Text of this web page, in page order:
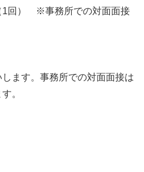
1回） ※事務所での対面面接
ます。事務所での対面面接は
。